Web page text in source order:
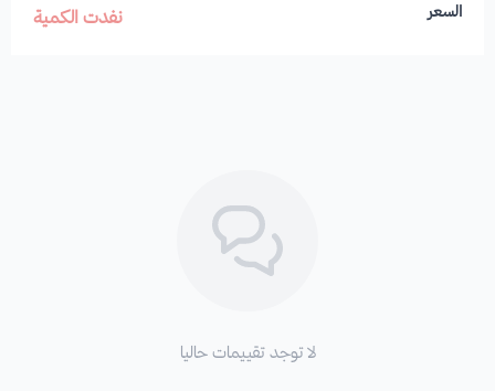
السعر نفدت الكمية
لا توجد تقييمات حاليا